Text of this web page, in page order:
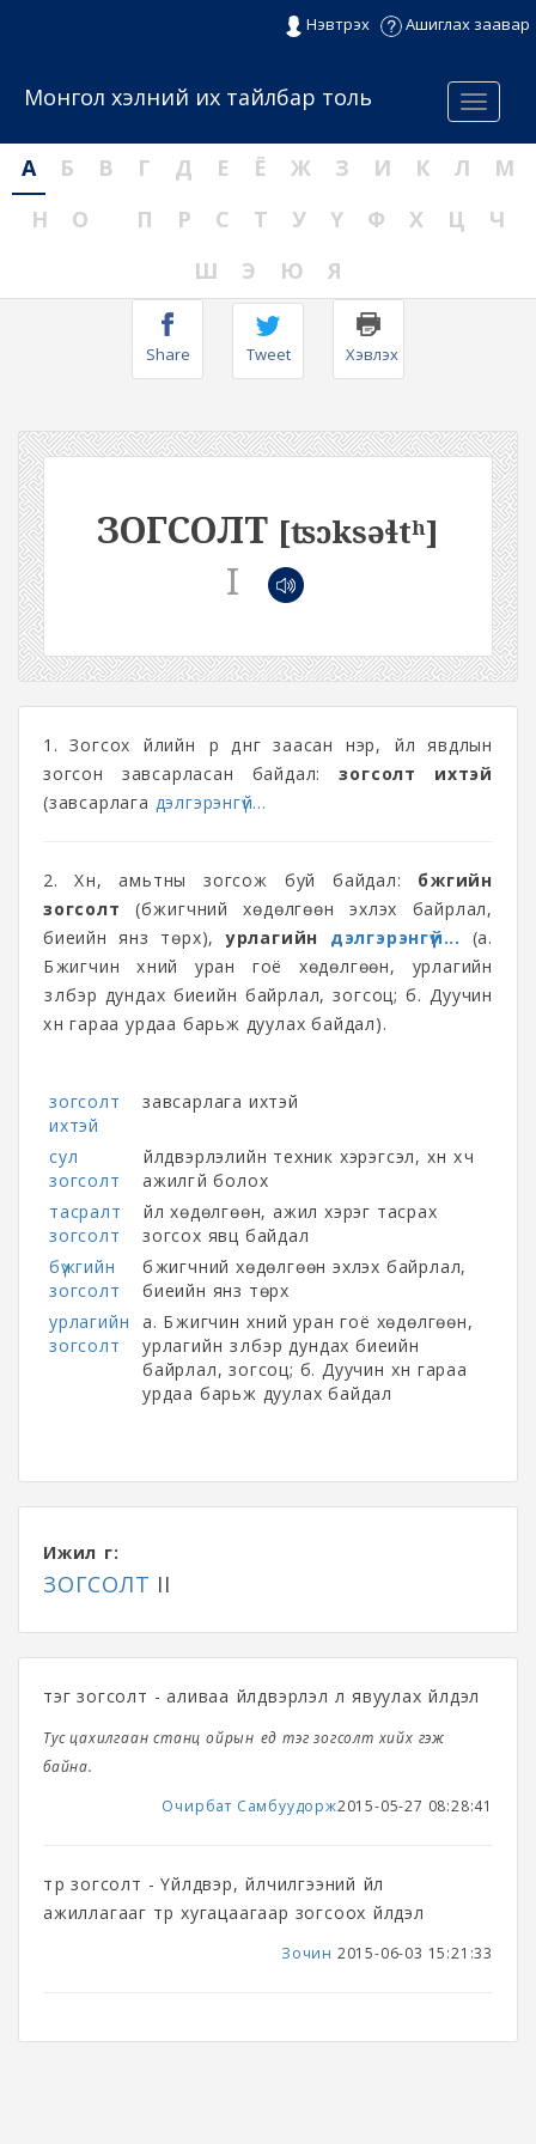
Нэвтрэх Ашиглах заавар
Menu
Монгол хэлний их тайлбар толь
А Б В Г Д Е Ё Ж З И К Л
М
Н
О П Р С Т У Ү Ф Х Ц
Ч
Ш
Э Ю Я
Share Tweet Хэвлэх
ЗОГСОЛТ [ʦɔksəɬtʰ]
I
1. Зогсох үйлийн үр дүнг заасан нэр, үйл явдлын
зогсон завсарласан байдал:зогсолт ихтэй
(завсарлага дэлгэрэнгүй...
2. Хүн, амьтны зогсож буй байдал: бүжгийн
зогсолт (бүжигчний хөдөлгөөн эхлэх байрлал,
биеийн янз төрх),урлагийн дэлгэрэнгүй...
(а.
Бүжигчин хүний уран гоё хөдөлгөөн, урлагийн
үзүүлбэр дундах биеийн байрлал, зогсоц; б. Дуучин
хүн гараа урдаа барьж дуулах байдал).
зогсолт
ихтэй
завсарлага ихтэй
сул
зогсолт
үйлдвэрлэлийн техник хэрэгсэл, хүн хүч
ажилгүй болох
тасралт
зогсолт
үйл хөдөлгөөн, ажил хэрэг тасрах
зогсох явц байдал
бүжгийн
зогсолт
бүжигчний хөдөлгөөн эхлэх байрлал,
биеийн янз төрх
урлагийн
зогсолт
а. Бүжигчин хүний уран гоё хөдөлгөөн,
урлагийн үзүүлбэр дундах биеийн
байрлал, зогсоц; б. Дуучин хүн гараа
урдаа барьж дуулах байдал
Ижил үг:
ЗОГСОЛТ II
тэг зогсолт - аливаа үйлдвэрлэл үл явуулах үйлдэл
Тус цахилгаан станц ойрын үед тэг зогсолт хийх гэж
байна.
Очирбат Самбуудорж2015-05-27 08:28:41
түр зогсолт - Үйлдвэр, үйлчилгээний үйл
ажиллагааг түр хугацаагаар зогсоох үйлдэл
Зочин 2015-06-03 15:21:33